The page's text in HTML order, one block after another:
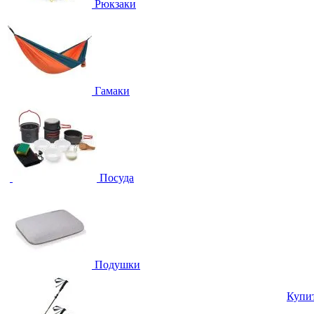
Рюкзаки
Гамаки
Посуда
Подушки